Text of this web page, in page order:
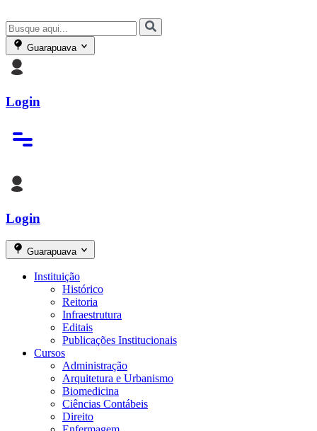
Guarapuava
Login
Login
Guarapuava
Instituição
Histórico
Reitoria
Infraestrutura
Editais
Publicações Institucionais
Cursos
Administração
Arquitetura e Urbanismo
Biomedicina
Ciências Contábeis
Direito